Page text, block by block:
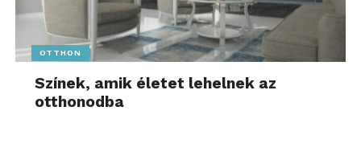
OTTHON
Színek, amik életet lehelnek az
otthonodba